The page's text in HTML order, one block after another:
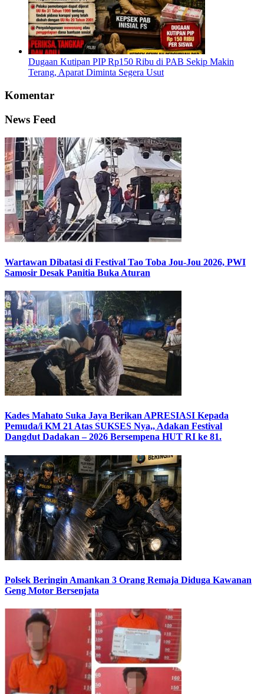
Dugaan Kutipan PIP Rp150 Ribu di PAB Sekip Makin
Terang, Aparat Diminta Segera Usut
Komentar
News Feed
Wartawan Dibatasi di Festival Tao Toba Jou-Jou 2026, PWI
Samosir Desak Panitia Buka Aturan
Kades Mahato Suka Jaya Berikan APRESIASI Kepada
Pemuda/i KM 21 Atas SUKSES Nya,, Adakan Festival
Dangdut Dadakan – 2026 Bersempena HUT RI ke 81.
Polsek Beringin Amankan 3 Orang Remaja Diduga Kawanan
Geng Motor Bersenjata